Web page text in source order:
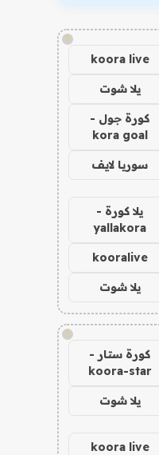
!
koora live
يلا شوت
كورة جول -
kora goal
سوريا لايف
يلا كورة -
yallakora
kooralive
يلا شوت
!
كورة ستار -
koora-star
يلا شوت
koora live